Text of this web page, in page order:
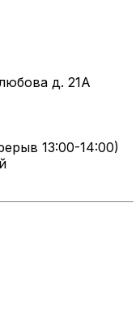
д. 21А
13:00-14:00)